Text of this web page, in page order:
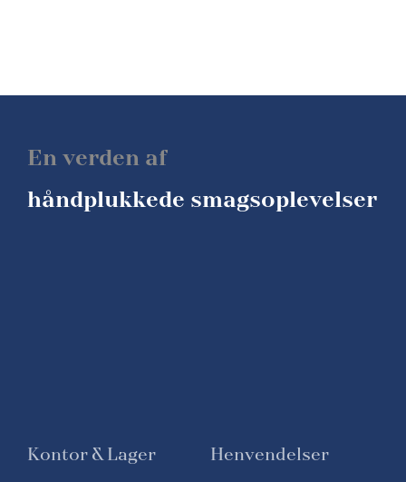
En verden af
håndplukkede smagsoplevelser
Kontor & Lager Henvendelser